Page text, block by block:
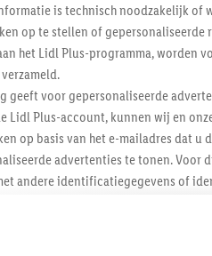
is technisch noodzakelijk
op te stellen of
het Lidl Plus-programma, worden
geeft voor gepersonaliseerde
Lidl Plus-account, kunnen wij en
op basis van het e-mailadres dat u
advertenties te tonen. Voor
andere identificatiegegevens of
kunnen advertenties in het kader
(bijvoorbeeld door het product in de